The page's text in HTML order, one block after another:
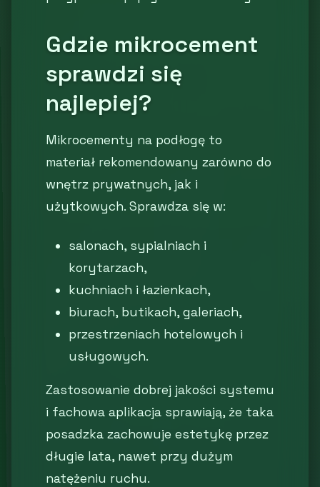
Gdzie mikrocement
sprawdzi się
najlepiej?
Mikrocementy na podłogę to
materiał rekomendowany zarówno do
wnętrz prywatnych, jak i
użytkowych. Sprawdza się w:
salonach, sypialniach i
korytarzach,
kuchniach i łazienkach,
biurach, butikach, galeriach,
przestrzeniach hotelowych i
usługowych.
Zastosowanie dobrej jakości systemu
i fachowa aplikacja sprawiają, że taka
posadzka zachowuje estetykę przez
długie lata, nawet przy dużym
natężeniu ruchu.